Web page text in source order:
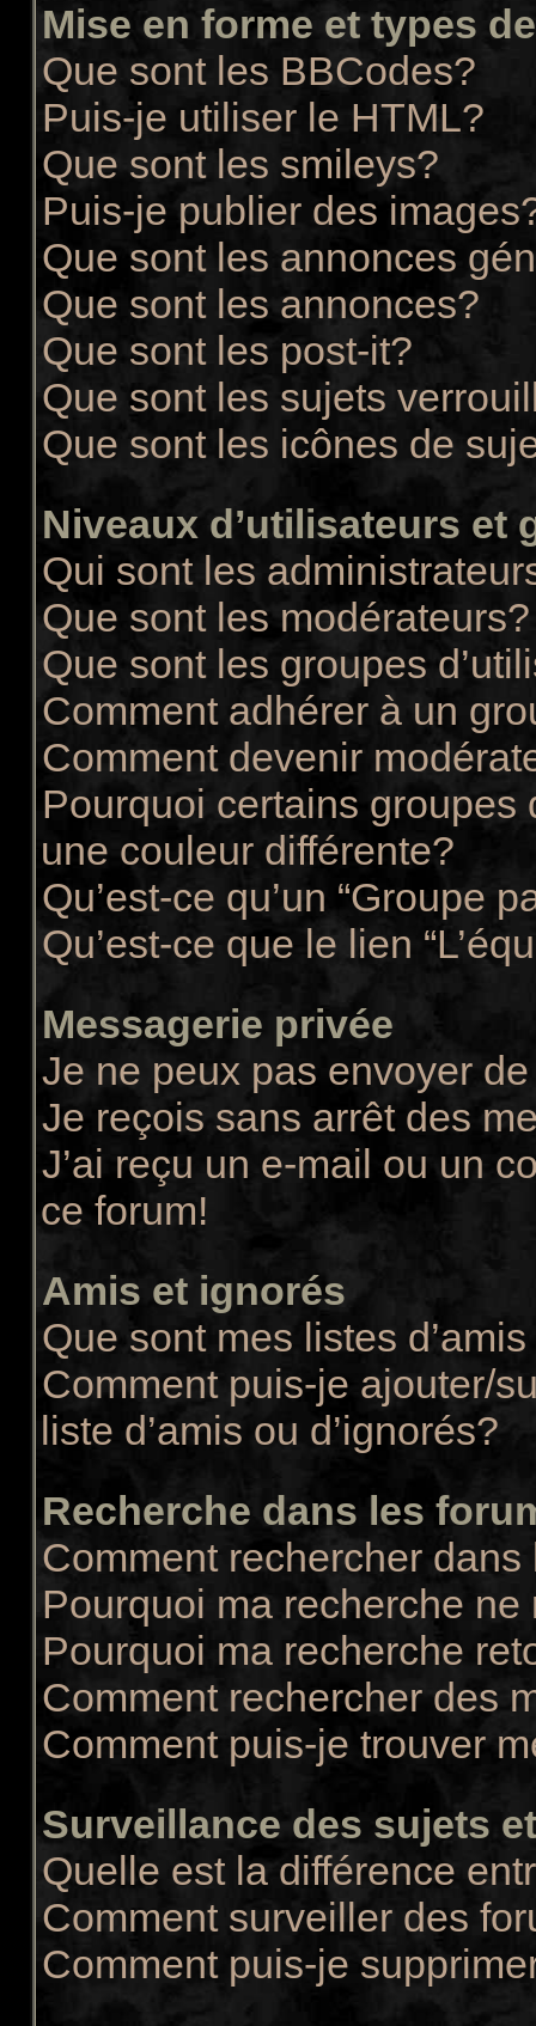
Mise en forme et types
Que sont les BBCodes?
Puis-je utiliser le HTML?
Que sont les smileys?
Puis-je publier des
Que sont les annonces
Que sont les annonces?
Que sont les post-it?
Que sont les sujets
Que sont les icônes de
Niveaux d’utilisateurs et
Qui sont les
Que sont les modérateurs?
Que sont les groupes
Comment adhérer à un
Comment devenir
Pourquoi certains groupes
une couleur différente?
Qu’est-ce qu’un “Groupe
Qu’est-ce que le lien
Messagerie privée
Je ne peux pas envoyer
Je reçois sans arrêt des
J’ai reçu un e-mail ou un
ce forum!
Amis et ignorés
Que sont mes listes
Comment puis-je ajouter/
liste d’amis ou d’ignorés?
Recherche dans les
Comment rechercher dans
Pourquoi ma recherche
Pourquoi ma recherche
Comment rechercher des
Comment puis-je trouver
Surveillance des sujets
Quelle est la différence
Comment surveiller des
Comment puis-je